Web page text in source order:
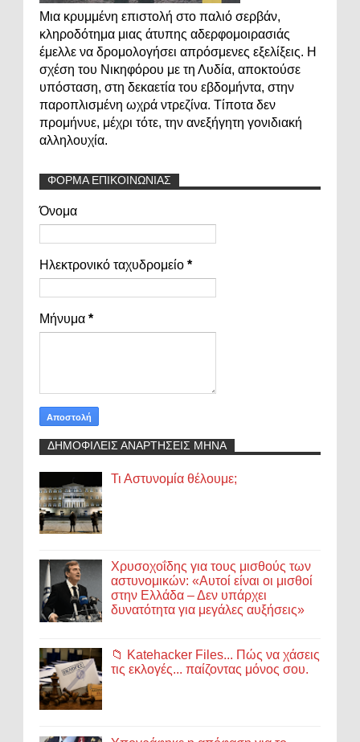
Μια κρυμμένη επιστολή στο παλιό σερβάν,
κληροδότημα μιας άτυπης αδερφομοιρασιάς
έμελλε να δρομολογήσει απρόσμενες εξελίξεις. Η
σχέση του Νικηφόρου με τη Λυδία, αποκτούσε
υπόσταση, στη δεκαετία του εβδομήντα, στην
παροπλισμένη ωχρά ντρεζίνα. Τίποτα δεν
προμήνυε, μέχρι τότε, την ανεξήγητη γονιδιακή
αλληλουχία.
ΦΟΡΜΑ ΕΠΙΚΟΙΝΩΝΙΑΣ
Όνομα
Ηλεκτρονικό ταχυδρομείο *
Μήνυμα *
ΔΗΜΟΦΙΛΕΙΣ ΑΝΑΡΤΗΣΕΙΣ ΜΗΝΑ
Τι Αστυνομία θέλουμε;
Χρυσοχοΐδης για τους μισθούς των
αστυνομικών: «Αυτοί είναι οι μισθοί
στην Ελλάδα – Δεν υπάρχει
δυνατότητα για μεγάλες αυξήσεις»
📁 Katehacker Files... Πώς να χάσεις
τις εκλογές... παίζοντας μόνος σου.